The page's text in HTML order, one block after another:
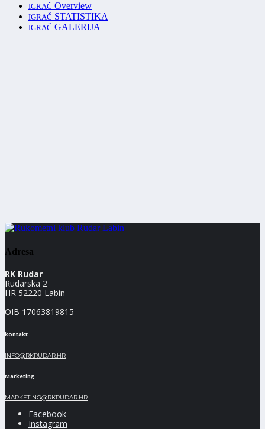
IGRAČ Overview
IGRAČ STATISTIKA
IGRAČ GALERIJA
Adresa
RK Rudar
Rudarska 2
HR 52220 Labin
OIB 17063819815
kontakt
INFO@RKRUDAR.HR
Marketing
MARKETING@RKRUDAR.HR
Facebook
Instagram